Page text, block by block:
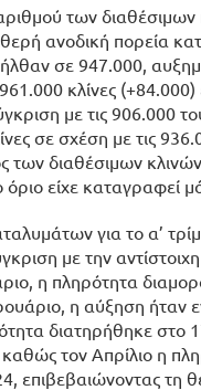
αριθμού των
ανοδική πορεία
σε 947.000,
κλίνες (+84.000)
με τις 906.000
σε σχέση με τις
διαθέσιμων
είχε καταγραφεί
για το α’
με την
η πληρότητα
η αύξηση ήταν
διατηρήθηκε στο
τον Απρίλιο η
επιβεβαιώνοντας τη